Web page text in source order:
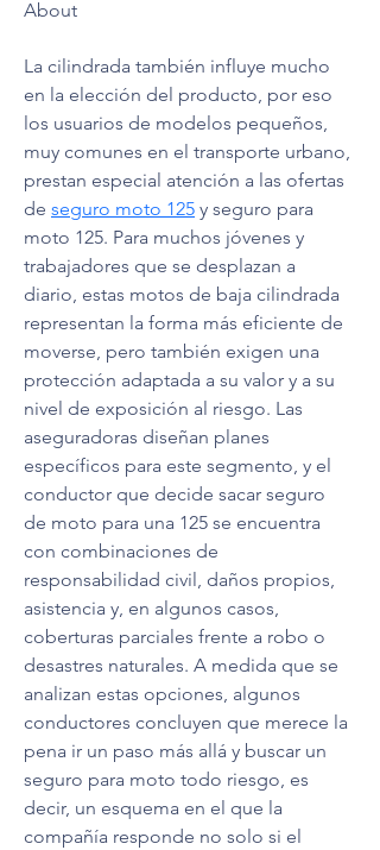
About
La cilindrada también influye mucho
en la elección del producto, por eso
los usuarios de modelos pequeños,
muy comunes en el transporte urbano,
prestan especial atención a las ofertas
de seguro moto 125 y seguro para
moto 125. Para muchos jóvenes y
trabajadores que se desplazan a
diario, estas motos de baja cilindrada
representan la forma más eficiente de
moverse, pero también exigen una
protección adaptada a su valor y a su
nivel de exposición al riesgo. Las
aseguradoras diseñan planes
específicos para este segmento, y el
conductor que decide sacar seguro
de moto para una 125 se encuentra
con combinaciones de
responsabilidad civil, daños propios,
asistencia y, en algunos casos,
coberturas parciales frente a robo o
desastres naturales. A medida que se
analizan estas opciones, algunos
conductores concluyen que merece la
pena ir un paso más allá y buscar un
seguro para moto todo riesgo, es
decir, un esquema en el que la
compañía responde no solo si el